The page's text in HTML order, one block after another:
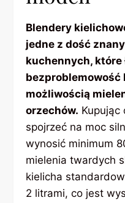
Blendery
jedne z dość
kuchennych, które
bezproblemowość
możliwością
orzechów.
spojrzeć na moc
wynosić minimum
mielenia twardych
kielicha
2 litrami, co jest